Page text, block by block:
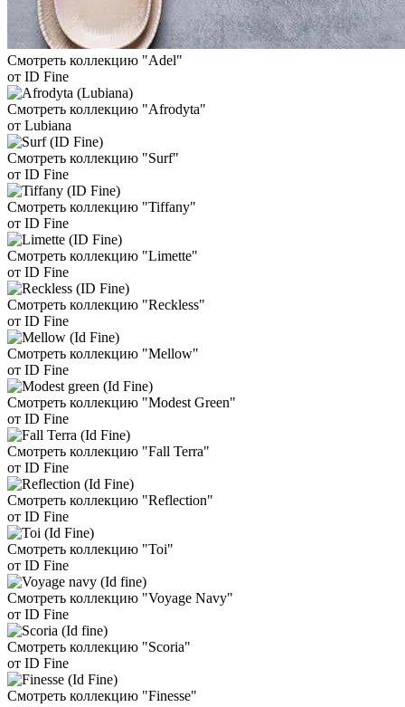
Смотреть коллекцию "Adel"
от ID Fine
Смотреть коллекцию "Afrodyta"
от Lubiana
Смотреть коллекцию "Surf"
от ID Fine
Смотреть коллекцию "Tiffany"
от ID Fine
Смотреть коллекцию "Limette"
от ID Fine
Смотреть коллекцию "Reckless"
от ID Fine
Смотреть коллекцию "Mellow"
от ID Fine
Смотреть коллекцию "Modest Green"
от ID Fine
Смотреть коллекцию "Fall Terra"
от ID Fine
Смотреть коллекцию "Reflection"
от ID Fine
Смотреть коллекцию "Toi"
от ID Fine
Смотреть коллекцию "Voyage Navy"
от ID Fine
Смотреть коллекцию "Scoria"
от ID Fine
Смотреть коллекцию "Finesse"